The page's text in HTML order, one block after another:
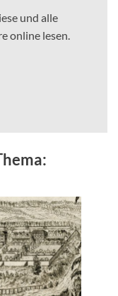
und alle
online lesen.